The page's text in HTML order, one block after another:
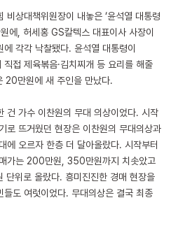
비상대책위원장이 내놓은 ‘윤석열 대통령
에, 허세홍 GS칼텍스 대표이사 사장이
에 각각 낙찰됐다. 윤석열 대통령이
접 제육볶음·김치찌개 등 요리를 해줄
20만원에 새 주인을 만났다.
건 가수 이찬원의 무대 의상이었다. 시작
로 뜨거웠던 현장은 이찬원의 무대의상과
에 오르자 한층 더 달아올랐다. 시작부터
가는 200만원, 350만원까지 치솟았고
위로 올랐다. 흥미진진한 경매 현장을
들도 여럿이었다. 무대의상은 결국 최종